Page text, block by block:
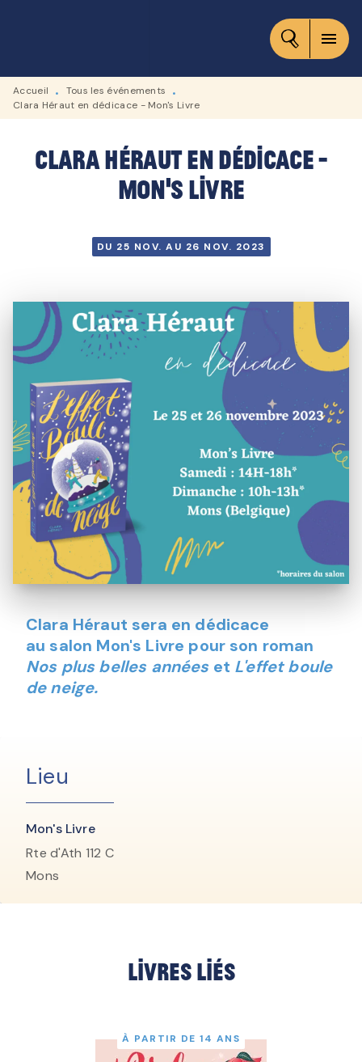
CONTENU
menu
Accueil • Tous les événements
•
Clara Héraut en dédicace - Mon's Livre
Clara Héraut en dédicace -
Mon's Livre
DU 25 NOV. AU 26 NOV. 2023
Clara Héraut sera en dédicace
au salon Mon's Livre pour son roman
Nos plus belles années et L'effet boule
de neige.
Lieu
Mon's Livre
Rte d'Ath 112 C
Mons
Livres liés
À PARTIR DE 14 ANS